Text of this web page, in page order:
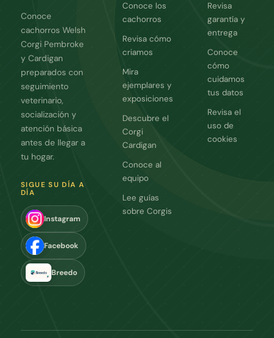
Conoce
cachorros Welsh
Corgi Pembroke
y Cardigan
preparados con
seguimiento
veterinario,
socialización y
atención básica
antes de llegar a
tu hogar.
SIGUE SU DÍA A
DÍA
Instagram
Facebook
Breedo
Conoce los
cachorros
Revisa cómo
criamos
Mira
ejemplares y
exposiciones
Descubre el
Corgi
Cardigan
Conoce al
equipo
Lee guías
sobre Corgis
Revisa
garantía y
entrega
Conoce
cómo
cuidamos
tus datos
Revisa el
uso de
cookies